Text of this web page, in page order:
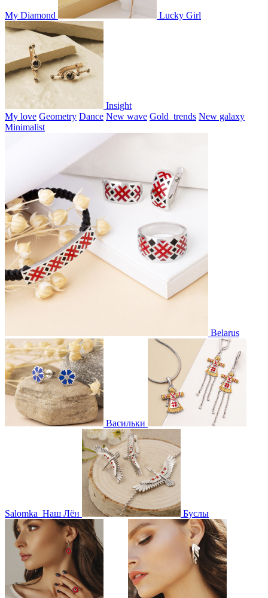
My Diamond Lucky Girl
Insight
My love Geometry Dance New wave Gold_trends New galaxy
Minimalist
Belarus
Васильки
Salomka Наш Лён Буслы